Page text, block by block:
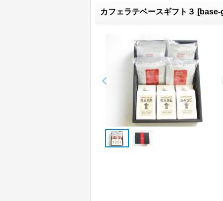
カフェラテベースギフト３ [base-